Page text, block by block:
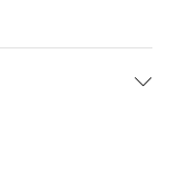
Purificada